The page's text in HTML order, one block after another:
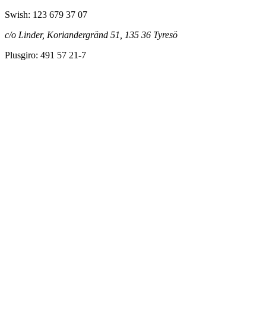
Swish: 123 679 37 07
c/o Linder, Koriandergränd 51, 135 36 Tyresö
Plusgiro: 491 57 21-7